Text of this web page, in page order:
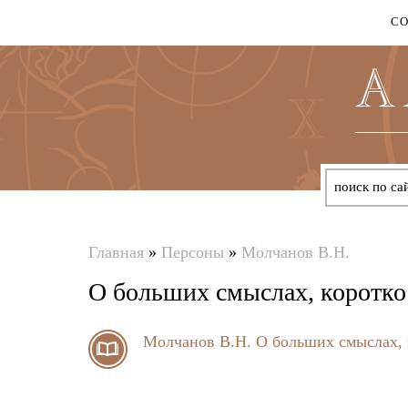
здесь
Главная » Персоны » Молчанов В.Н.
О больших смыслах, коротко
Молчанов В.Н. О больших смыслах,